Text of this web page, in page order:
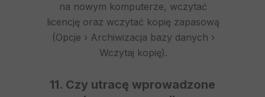
11. Czy utracę wprowadzone
na nowym komputerze, wczytać
licencję oraz wczytać kopię zapasową
(Opcje › Archiwizacja bazy danych ›
Wczytaj kopię).